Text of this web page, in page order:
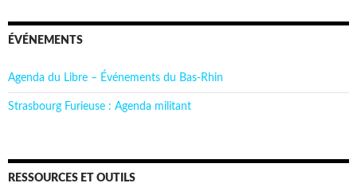
ÉVÉNEMENTS
Agenda du Libre – Événements du Bas-Rhin
Strasbourg Furieuse : Agenda militant
RESSOURCES ET OUTILS